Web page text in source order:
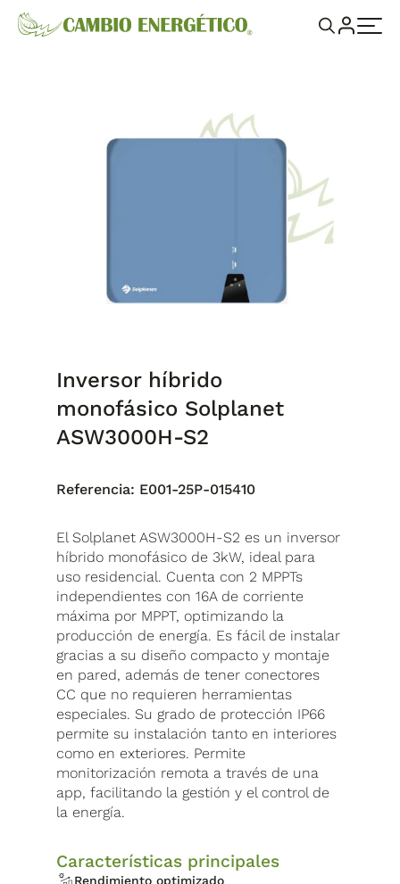
Inversor híbrido
monofásico Solplanet
ASW3000H-S2
Referencia: E001-25P-015410
El Solplanet ASW3000H-S2 es un inversor
híbrido monofásico de 3kW, ideal para
uso residencial. Cuenta con 2 MPPTs
independientes con 16A de corriente
máxima por MPPT, optimizando la
producción de energía. Es fácil de instalar
gracias a su diseño compacto y montaje
en pared, además de tener conectores
CC que no requieren herramientas
especiales. Su grado de protección IP66
permite su instalación tanto en interiores
como en exteriores. Permite
monitorización remota a través de una
app, facilitando la gestión y el control de
la energía.
Características principales
Rendimiento optimizado